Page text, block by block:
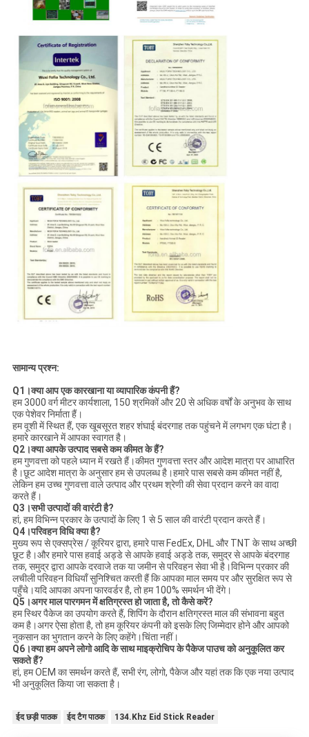
सामान्य प्रश्न:
Q1।क्या आप एक कारखाना या व्यापारिक कंपनी हैं?
हम 3000 वर्ग मीटर कार्यशाला, 150 श्रमिकों और 20 से अधिक वर्षों के अनुभव के साथ
एक पेशेवर निर्माता हैं।
हम वूशी में स्थित हैं, एक खूबसूरत शहर शंघाई बंदरगाह तक पहुंचने में लगभग एक घंटा है।
हमारे कारखाने में आपका स्वागत है।
Q2।क्या आपके उत्पाद सबसे कम कीमत के हैं?
हम गुणवत्ता को पहले ध्यान में रखते हैं।कीमत गुणवत्ता स्तर और आदेश मात्रा पर आधारित
है।छूट आदेश मात्रा के अनुसार हम से उपलब्ध है।हमारे पास सबसे कम कीमत नहीं है,
लेकिन हम उच्च गुणवत्ता वाले उत्पाद और प्रथम श्रेणी की सेवा प्रदान करने का वादा
करते हैं।
Q3।सभी उत्पादों की वारंटी है?
हां, हम विभिन्न प्रकार के उत्पादों के लिए 1 से 5 साल की वारंटी प्रदान करते हैं।
Q4।परिवहन विधि क्या है?
मुख्य रूप से एक्सप्रेस / कूरियर द्वारा, हमारे पास FedEx, DHL और TNT के साथ अच्छी
छूट है।और हमारे पास हवाई अड्डे से आपके हवाई अड्डे तक, समुद्र से आपके बंदरगाह
तक, समुद्र द्वारा आपके दरवाजे तक या जमीन से परिवहन सेवा भी है।विभिन्न प्रकार की
लचीली परिवहन विधियाँ सुनिश्चित करती हैं कि आपका माल समय पर और सुरक्षित रूप से
पहुँचे।यदि आपका अपना फारवर्डर है, तो हम 100% समर्थन भी देंगे।
Q5।अगर माल पारगमन में क्षतिग्रस्त हो जाता है, तो कैसे करें?
हम स्थिर पैकेज का उपयोग करते हैं, शिपिंग के दौरान क्षतिग्रस्त माल की संभावना बहुत
कम है।अगर ऐसा होता है, तो हम कूरियर कंपनी को इसके लिए जिम्मेदार होने और आपको
नुकसान का भुगतान करने के लिए कहेंगे।चिंता नहीं।
Q6।क्या हम अपने लोगो आदि के साथ माइक्रोचिप के पैकेज पाउच को अनुकूलित कर
सकते हैं?
हां, हम OEM का समर्थन करते हैं, सभी रंग, लोगो, पैकेज और यहां तक ​​कि एक नया उत्पाद
भी अनुकूलित किया जा सकता है।
ईद छड़ी पाठक ईद टैग पाठक 134.Khz Eid Stick Reader